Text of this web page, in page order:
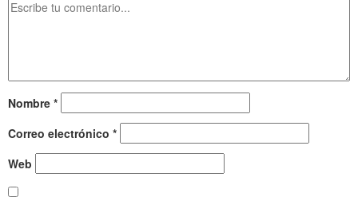
Nombre *
Correo electrónico *
Web